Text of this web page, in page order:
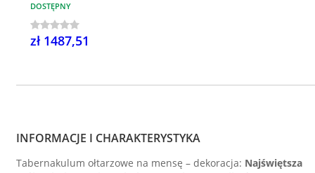
DOSTĘPNY
zł 1487,51
INFORMACJE I CHARAKTERYSTYKA
Tabernakulum ołtarzowe na mensę – dekoracja: Najświętsza